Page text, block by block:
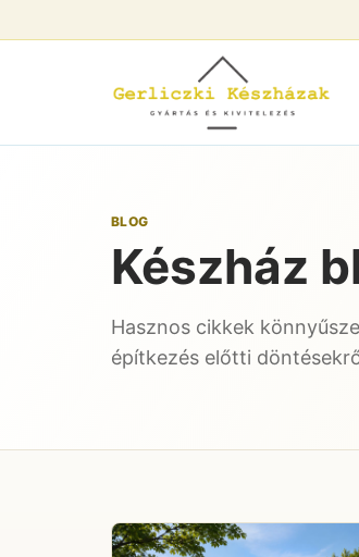
BLOG
Készház
Hasznos cikkek
építkezés előtti